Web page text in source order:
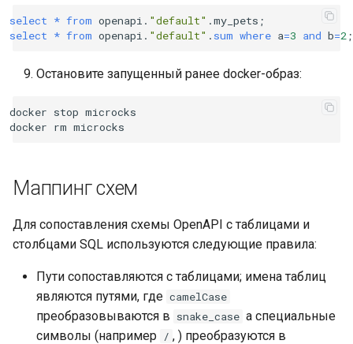
select * from openapi . "default" .my_pets ;
select * from openapi . "default" . sum where a=3 and b=2 ;
Остановите запущенный ранее docker-образ:
docker stop microcks
docker rm
Маппинг схем
Для сопоставления схемы OpenAPI с таблицами и
столбцами SQL используются следующие правила:
Пути сопоставляются с таблицами; имена таблиц
являются путями, где camelCase
преобразовываются в snake_case а специальные
символы (например
/ , ) преобразуются в